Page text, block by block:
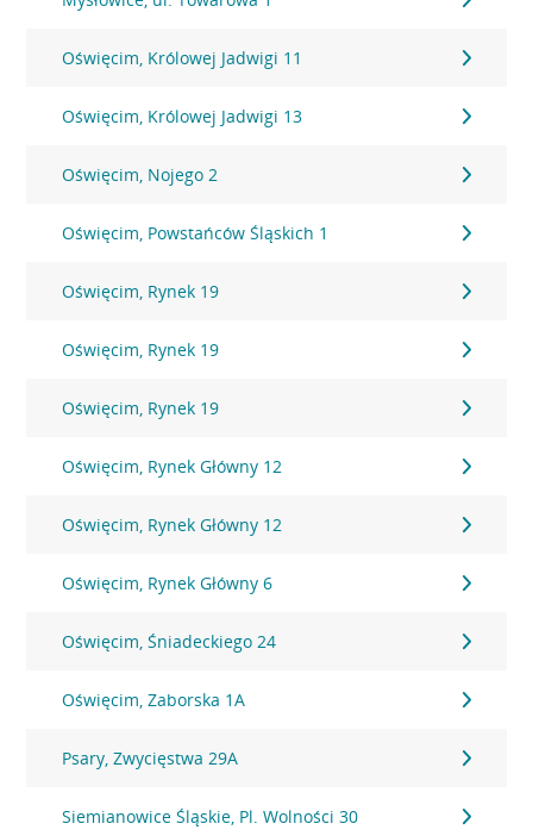
Oświęcim, Królowej Jadwigi 11
Oświęcim, Królowej Jadwigi 13
Oświęcim, Nojego 2
Oświęcim, Powstańców Śląskich 1
Oświęcim, Rynek 19
Oświęcim, Rynek 19
Oświęcim, Rynek 19
Oświęcim, Rynek Główny 12
Oświęcim, Rynek Główny 12
Oświęcim, Rynek Główny 6
Oświęcim, Śniadeckiego 24
Oświęcim, Zaborska 1A
Psary, Zwycięstwa 29A
Siemianowice Śląskie, Pl. Wolności 30